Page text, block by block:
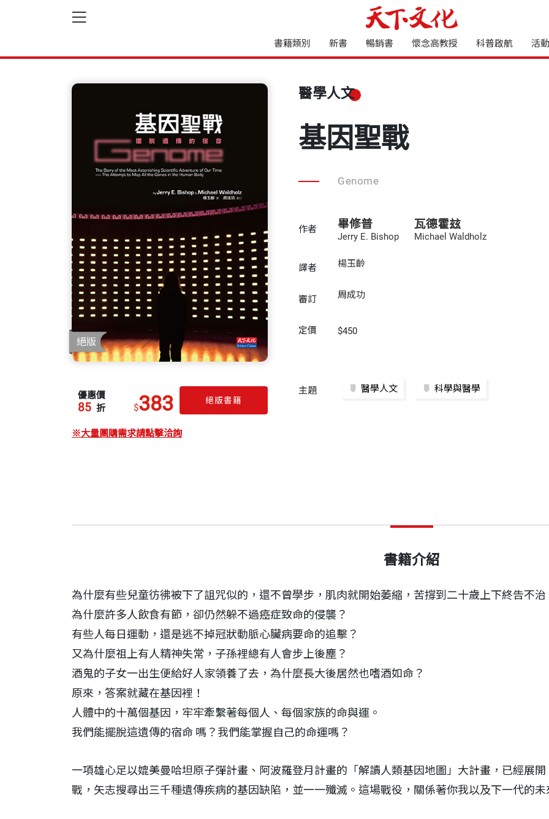
書籍類別 新書 暢銷書 懷念高教授 科普啟航 活動
醫學人文
優惠價
85 折 $383 絕版書籍
※大量團購需求請點擊洽詢
基因聖戰
Genome
作者 畢修普
Jerry E. Bishop
瓦德霍玆
Michael Waldholz
譯者 楊玉齡
審訂 周成功
定價 $450
主題 醫學人文 科學與醫學
書籍介紹
為什麼有些兒童彷彿被下了詛咒似的，還不曾學步，肌肉就開始萎縮，苦撐到二十歲上下終告不治
為什麼許多人飲食有節，卻仍然躲不過癌症致命的侵襲？
有些人每日運動，還是逃不掉冠狀動脈心臟病要命的追擊？
又為什麼祖上有人精神失常，子孫裡總有人會步上後塵？
酒鬼的子女一出生便給好人家領養了去，為什麼長大後居然也嗜酒如命？
原來，答案就藏在基因裡！
人體中的十萬個基因，牢牢牽繫著每個人、每個家族的命與運。
我們能擺脫這遺傳的宿命 嗎？我們能掌握自己的命運嗎？
一項雄心足以媲美曼哈坦原子彈計畫、阿波羅登月計畫的「解讀人類基因地圖」大計畫，已經展
戰，矢志搜尋出三千種遺傳疾病的基因缺陷，並一一殲滅。這場戰役，關係著你我以及下一代的